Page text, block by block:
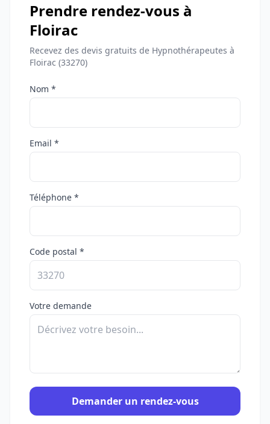
Prendre rendez-vous à
Floirac
Recevez des devis gratuits de Hypnothérapeutes à
Floirac (33270)
Nom *
Email *
Téléphone *
Code postal *
Votre demande
Demander un rendez-vous